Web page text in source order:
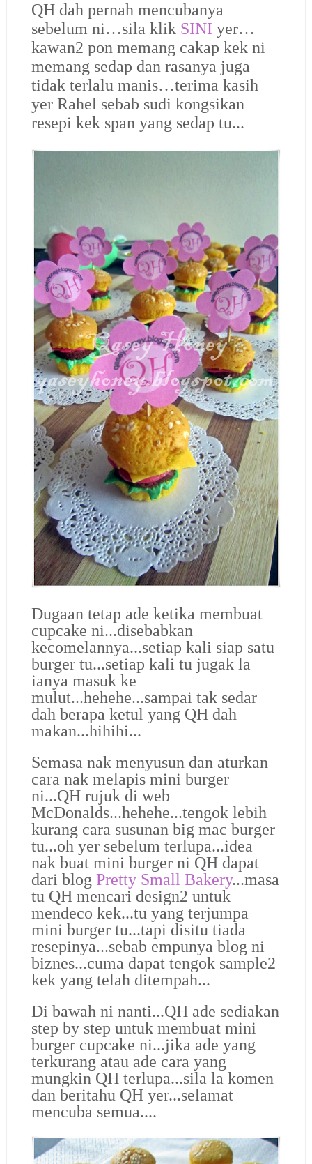
QH dah pernah mencubanya
sebelum ni…sila klik SINI yer…
kawan2 pon memang cakap kek ni
memang sedap dan rasanya juga
tidak terlalu manis…terima kasih
yer Rahel sebab sudi kongsikan
resepi kek span yang sedap tu...
Dugaan tetap ade ketika membuat
cupcake ni...disebabkan
kecomelannya...setiap kali siap satu
burger tu...setiap kali tu jugak la
ianya masuk ke
mulut...hehehe...sampai tak sedar
dah berapa ketul yang QH dah
makan...hihihi...
Semasa nak menyusun dan aturkan
cara nak melapis mini burger
ni...QH rujuk di web
McDonalds...hehehe...tengok lebih
kurang cara susunan big mac burger
tu...oh yer sebelum terlupa...idea
nak buat mini burger ni QH dapat
dari blog Pretty Small Bakery...masa
tu QH mencari design2 untuk
mendeco kek...tu yang terjumpa
mini burger tu...tapi disitu tiada
resepinya...sebab empunya blog ni
biznes...cuma dapat tengok sample2
kek yang telah ditempah...
Di bawah ni nanti...QH ade sediakan
step by step untuk membuat mini
burger cupcake ni...jika ade yang
terkurang atau ade cara yang
mungkin QH terlupa...sila la komen
dan beritahu QH yer...selamat
mencuba semua....